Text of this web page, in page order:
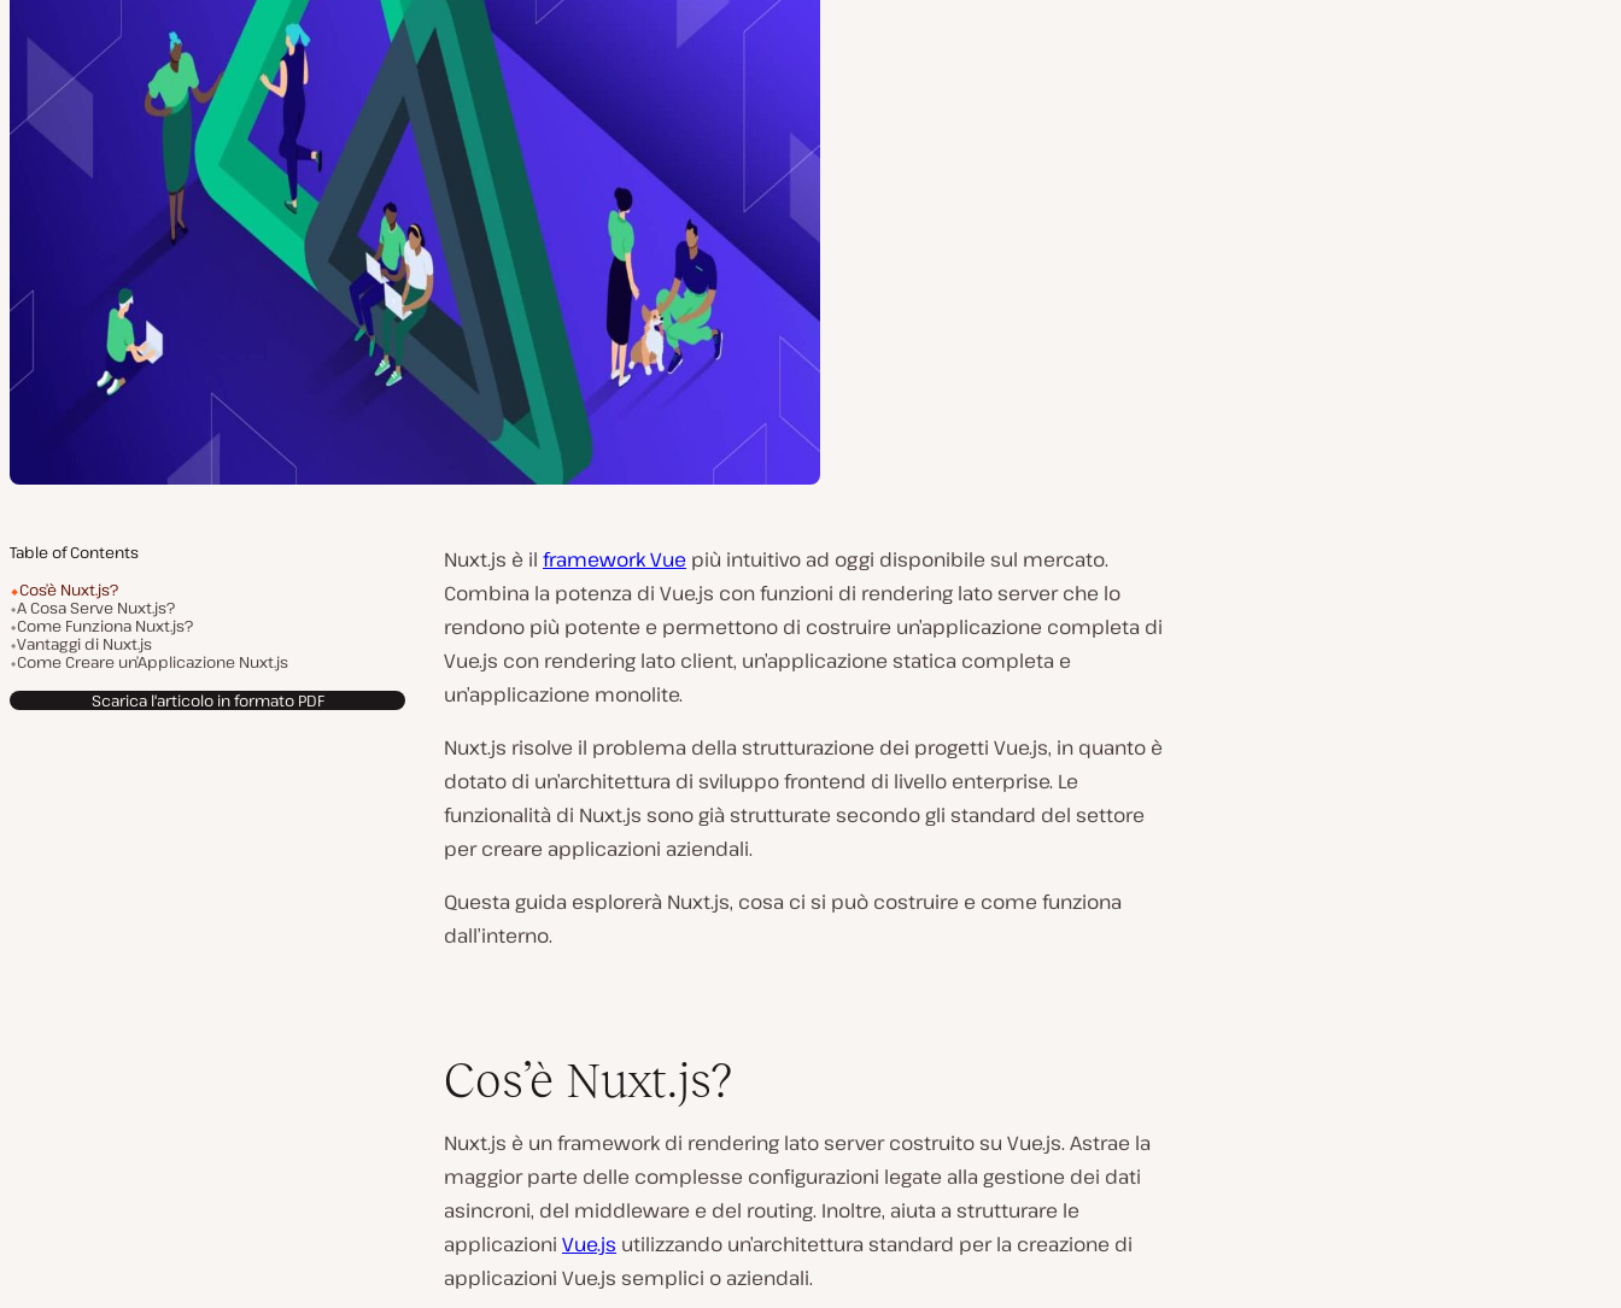
Table of Contents
Cos’è Nuxt.js?
A Cosa Serve Nuxt.js?
Come Funziona Nuxt.js?
Vantaggi di Nuxt.js
Come Creare un’Applicazione Nuxt.js
Scarica l'articolo in formato PDF
Nuxt.js è il framework Vue più intuitivo ad oggi disponibile sul mercato.
Combina la potenza di Vue.js con funzioni di rendering lato server che lo
rendono più potente e permettono di costruire un’applicazione completa di
Vue.js con rendering lato client, un’applicazione statica completa e
un’applicazione monolite.
Nuxt.js risolve il problema della strutturazione dei progetti Vue.js, in quanto è
dotato di un’architettura di sviluppo frontend di livello enterprise. Le
funzionalità di Nuxt.js sono già strutturate secondo gli standard del settore
per creare applicazioni aziendali.
Questa guida esplorerà Nuxt.js, cosa ci si può costruire e come funziona
dall’interno.
Cos’è Nuxt.js?
Nuxt.js è un framework di rendering lato server costruito su Vue.js. Astrae la
maggior parte delle complesse configurazioni legate alla gestione dei dati
asincroni, del middleware e del routing. Inoltre, aiuta a strutturare le
applicazioni Vue.js utilizzando un’architettura standard per la creazione di
applicazioni Vue.js semplici o aziendali.